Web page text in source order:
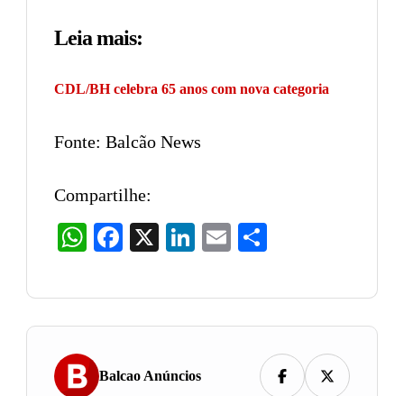
Leia mais:
CDL/BH celebra 65 anos com nova categoria
Fonte: Balcão News
Compartilhe:
WhatsAppFacebook LinkedIn
Email
Balcao Anúncios